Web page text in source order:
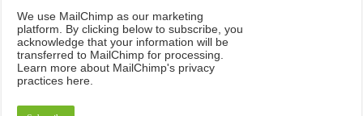
We use MailChimp as our marketing
platform. By clicking below to subscribe,you
acknowledge that your information will be
transferred to MailChimp for processing.
Learn more about MailChimp's privacy
practices here.